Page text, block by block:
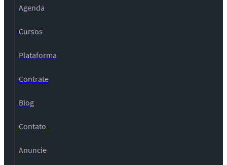
Agenda
Cursos
Plataforma
Contrate
Blog
Contato
Anuncie